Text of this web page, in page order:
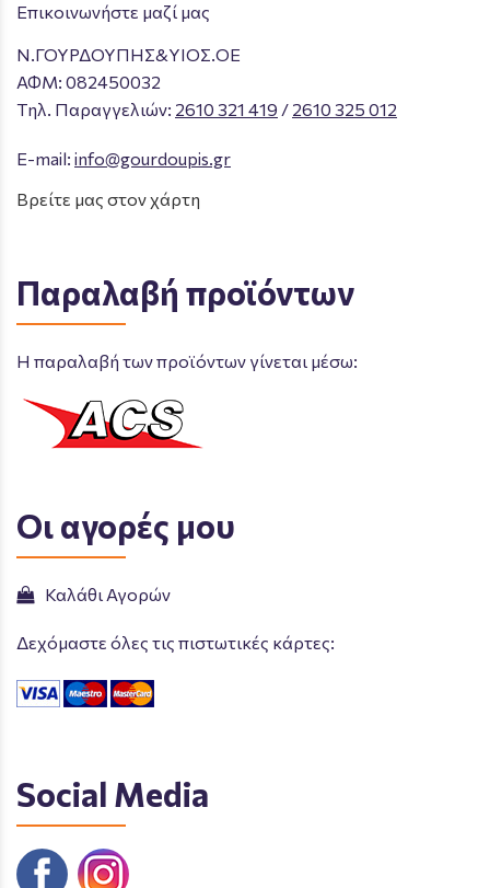
Επικοινωνήστε μαζί μας
Ν.ΓΟΥΡΔΟΥΠΗΣ&ΥΙΟΣ.ΟΕ
ΑΦΜ: 082450032
Tηλ. Παραγγελιών: 2610 321 419 / 2610 325 012
E-mail: info@gourdoupis.gr
Βρείτε μας στον χάρτη
Παραλαβή προϊόντων
Η παραλαβή των προϊόντων γίνεται μέσω:
Οι αγορές μου
Καλάθι Αγορών
Δεχόμαστε όλες τις πιστωτικές κάρτες:
Social Media